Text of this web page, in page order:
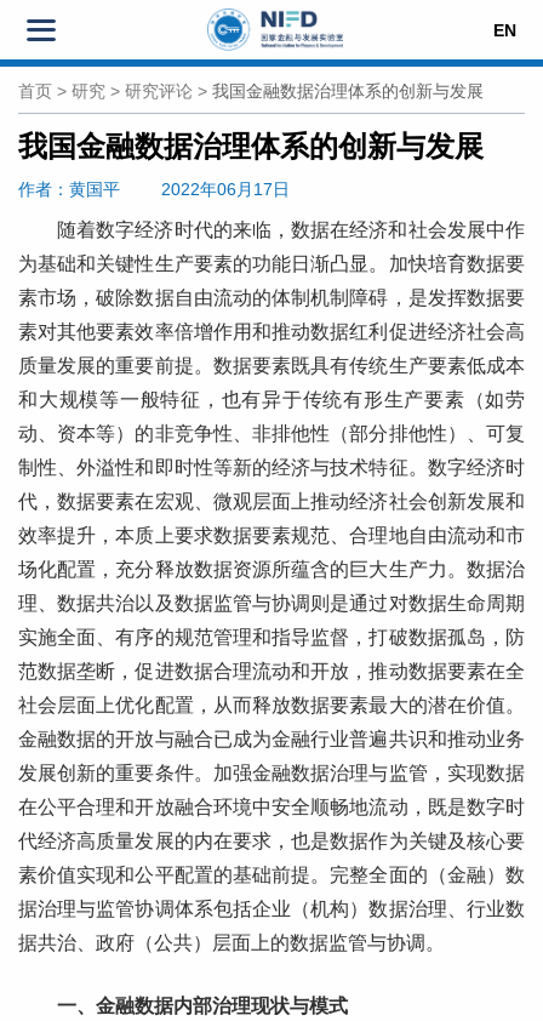
EN
首页 > 研究 > 研究评论 > 我国金融数据治理体系的创新与发展
我国金融数据治理体系的创新与发展
作者 ：黄国平 2022年06月17日
随着数字经济时代的来临，数据在经济和社会发展中作
为基础和关键性生产要素的功能日渐凸显。加快培育数据要
素市场，破除数据自由流动的体制机制障碍，是发挥数据要
素对其他要素效率倍增作用和推动数据红利促进经济社会高
质量发展的重要前提。数据要素既具有传统生产要素低成本
和大规模等一般特征，也有异于传统有形生产要素（如劳
动、资本等）的非竞争性、非排他性（部分排他性）、可复
制性、外溢性和即时性等新的经济与技术特征。数字经济时
代，数据要素在宏观、微观层面上推动经济社会创新发展和
效率提升，本质上要求数据要素规范、合理地自由流动和市
场化配置，充分释放数据资源所蕴含的巨大生产力。数据治
理、数据共治以及数据监管与协调则是通过对数据生命周期
实施全面、有序的规范管理和指导监督，打破数据孤岛，防
范数据垄断，促进数据合理流动和开放，推动数据要素在全
社会层面上优化配置，从而释放数据要素最大的潜在价值。
金融数据的开放与融合已成为金融行业普遍共识和推动业务
发展创新的重要条件。加强金融数据治理与监管，实现数据
在公平合理和开放融合环境中安全顺畅地流动，既是数字时
代经济高质量发展的内在要求，也是数据作为关键及核心要
素价值实现和公平配置的基础前提。完整全面的（金融）数
据治理与监管协调体系包括企业（机构）数据治理、行业数
据共治、政府（公共）层面上的数据监管与协调。
一、金融数据内部治理现状与模式